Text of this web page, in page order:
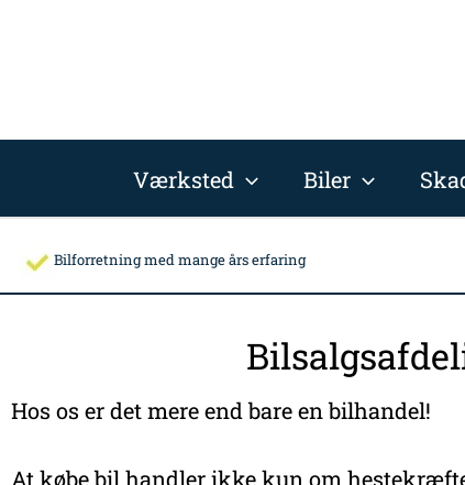
Værksted Biler
Bilforretning med mange års erfaring
Hos os er det mere end bare en bilhandel!
At købe bil handler ikke kun om